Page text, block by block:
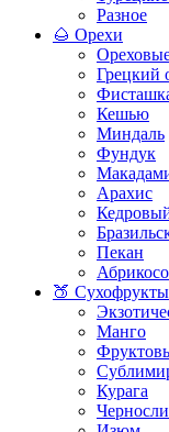
Разное
🌰 Орехи
Грецкий
Кешью
Миндаль
Фундук
Арахис
Пекан
🍑 Сухофрукты
Манго
Курага